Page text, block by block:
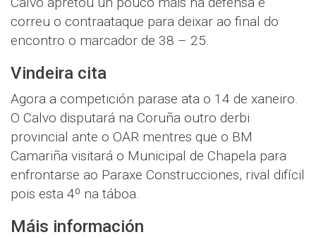
correu o contraataque para deixar ao final do
encontro o marcador de 38 – 25.
Vindeira cita
Agora a competición parase ata o 14 de xaneiro.
O Calvo disputará na Coruña outro derbi
provincial ante o OAR mentres que o BM
Camariña visitará o Municipal de Chapela para
enfrontarse ao Paraxe Construcciones, rival difícil
pois esta 4º na táboa.
Máis información